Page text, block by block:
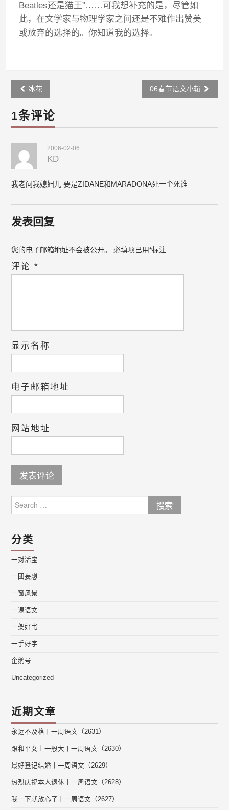
Beatles还是猫王”……可我想补充的是，尽管如
此，在文学家与物理学家之间还是不难作出赞美
或放弃的选择的。你知道我的选择。
Post
navigation
冰花 06春节语文小辑
1条评论
2006-02-06
KD
我老问我媳妇儿 要是ZIDANE和MARADONA死一个死谁
发表回复
您的电子邮箱地址不会被公开。 必填项已用*标注
评论*
显示名称
电子邮箱地址
网站地址
for:
分类
一对活宝
一团妄想
一窗风景
一课语文
一架好书
一手好字
企鹅号
Uncategorized
近期文章
永远不及格丨一周语文（2631）
跟和平女士一般大丨一周语文（2630）
最好登记结婚丨一周语文（2629）
热烈庆祝本人退休丨一周语文（2628）
我一下就放心了丨一周语文（2627）